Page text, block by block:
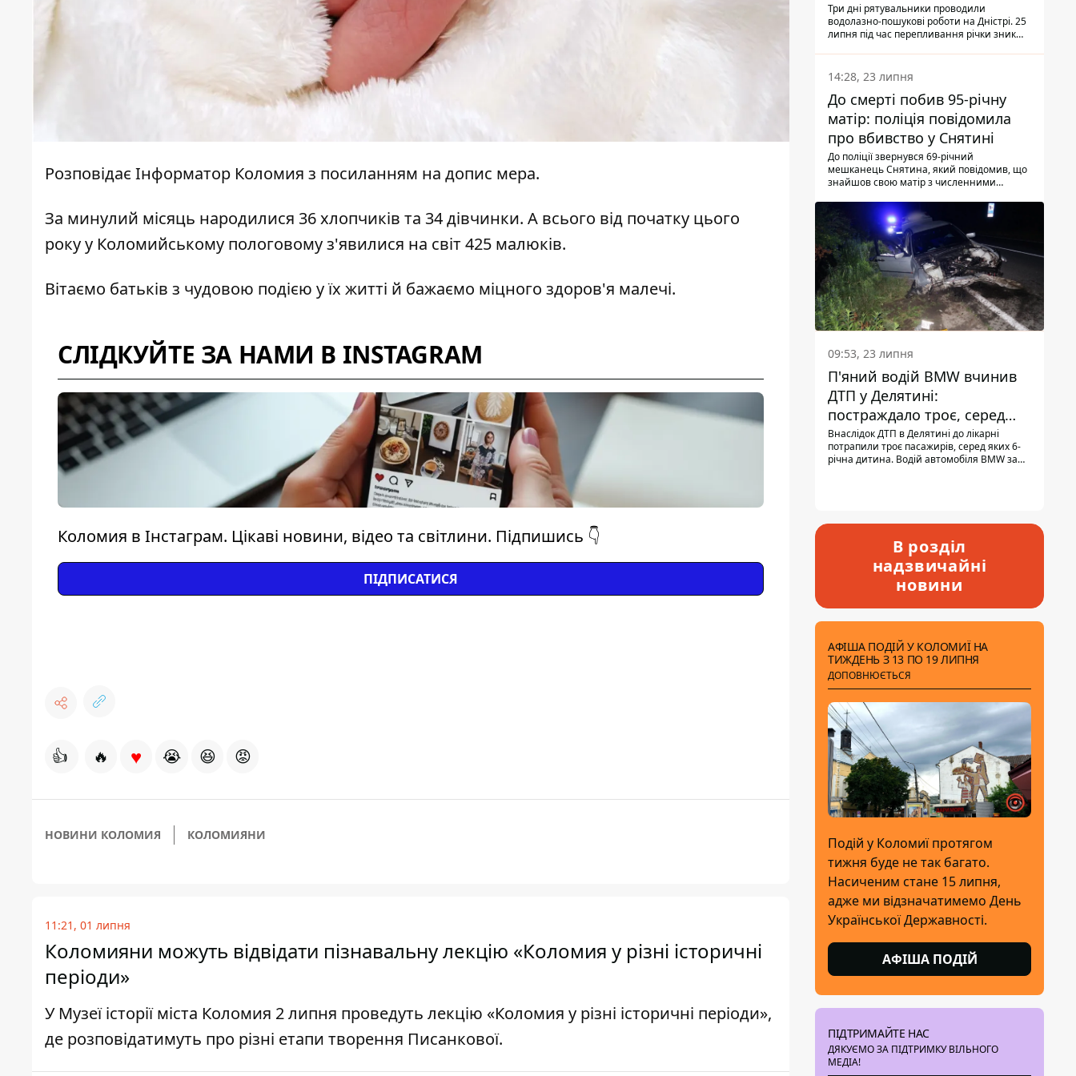
Розповідає Інформатор Коломия з посиланням на допис мера.
За минулий місяць народилися 36 хлопчиків та 34 дівчинки. А всього від початку цього
року у Коломийському пологовому з'явилися на світ 425 малюків.
Вітаємо батьків з чудовою подією у їх житті й бажаємо міцного здоров'я малечі.
СЛІДКУЙТЕ ЗА НАМИ В INSTAGRAM
Коломия в Інстаграм. Цікаві новини, відео та світлини. Підпишись 👇
ПІДПИСАТИСЯ
👍 🔥 ♥ 😭 😆 😡
НОВИНИ КОЛОМИЯ КОЛОМИЯНИ
11:21, 01 липня
Коломияни можуть відвідати пізнавальну лекцію «Коломия у різні історичні
періоди»
У Музеї історії міста Коломия 2 липня проведуть лекцію «Коломия у різні історичні періоди»,
де розповідатимуть про різні етапи творення Писанкової.
Три дні рятувальники проводили
водолазно-пошукові роботи на Дністрі. 25
липня під час перепливання річки зник
виявили тіло.
14:28, 23 липня
До смерті побив 95-річну
матір: поліція повідомила
про вбивство у Снятині
До поліції звернувся 69-річний
мешканець Снятина, який повідомив, що
знайшов свою матір з численними
з'ясували правоохоронці, ці травми жінці
наніс її син.
09:53, 23 липня
П'яний водій BMW вчинив
ДТП у Делятині:
постраждало троє, серед
них - дитина
Внаслідок ДТП в Делятині до лікарні
потрапили троє пасажирів, серед яких 6-
річна дитина. Водій автомобіля BMW за
В розділ
надзвичайні
новини
АФІША ПОДІЙ У КОЛОМИЇ НА
ТИЖДЕНЬ З 13 ПО 19 ЛИПНЯ
ДОПОВНЮЄТЬСЯ
Подій у Коломиї протягом
тижня буде не так багато.
Насиченим стане 15 липня,
адже ми відзначатимемо День
Української Державності.
АФІША ПОДІЙ
ПІДТРИМАЙТЕ НАС
ДЯКУЄМО ЗА ПІДТРИМКУ ВІЛЬНОГО
МЕДІА!